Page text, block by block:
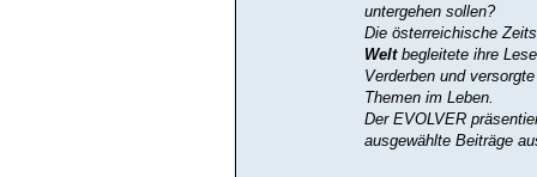
untergehen sollen?
Die österreichische
Weltbegleitete ihre
Verderben und
Themen im Leben.
Der EVOLVER
ausgewählte Beiträge